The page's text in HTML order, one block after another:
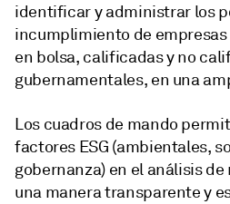
identificar y administrar los
incumplimiento de
en bolsa, calificadas y no
gubernamentales, en una
Los cuadros de mando
factores ESG (ambientales,
gobernanza) en el análisis
una manera transparente y